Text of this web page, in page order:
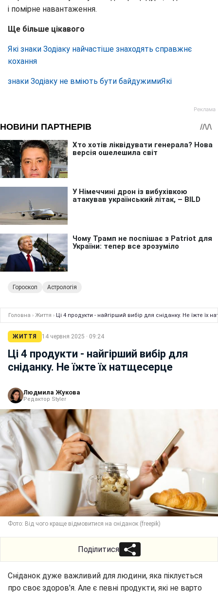
і помірне навантаження.
Ще більше цікавого
Які знаки Зодіаку найчастіше знаходять справжнє
кохання
знаки Зодіаку не вміють бути байдужимиЯкі
Гороскоп Астрологія
Головна › Життя › Ці 4 продукти - найгірший вибір для сніданку. Не їжте їх
ЖИТТЯ 14 червня 2025 · 09:24
Ці 4 продукти - найгірший вибір для
сніданку. Не їжте їх натщесерце
Людмила Жукова
Редактор Styler
Фото: Від чого краще відмовитися на сніданок (freepik)
Поділитися
Сніданок дуже важливий для людини, яка піклується
про своє здоров'я. Але є певні продукти, які не варто